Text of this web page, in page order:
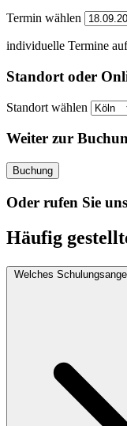
Termin wählen
individuelle Termine
Standort oder
Standort wählen
Weiter zur
Buchung
Oder rufen Sie
Häufig
Welches